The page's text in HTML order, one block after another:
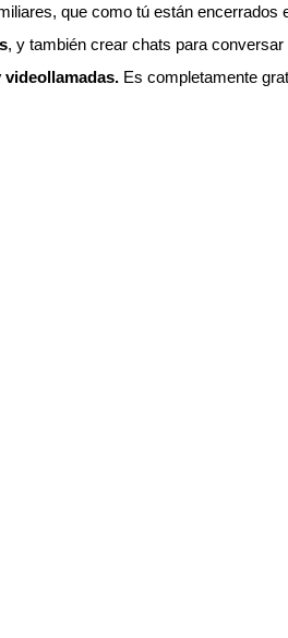
que como tú están encerrados
, y también crear chats para
videollamadas. Es completamente